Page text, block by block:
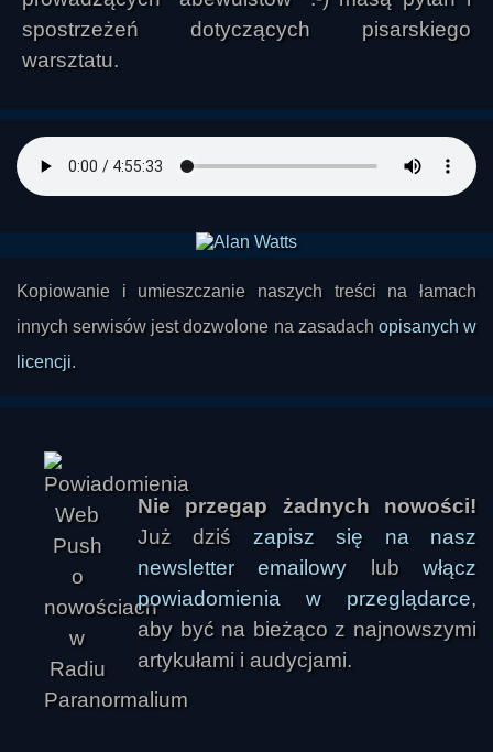
spostrzeżeń dotyczących pisarskiego
warsztatu.
Kopiowanie i umieszczanie naszych treści na łamach
innych serwisów jest dozwolone na zasadach opisanych w
licencji.
Nie przegap żadnych nowości!
Już dziś zapisz się na nasz
newsletter emailowy lubwłącz
powiadomienia w przeglądarce,
aby być na bieżąco z najnowszymi
artykułami i audycjami.